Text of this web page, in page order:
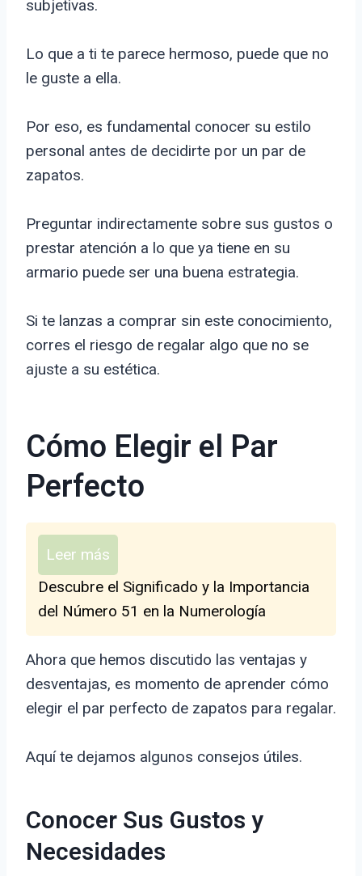
subjetivas.
Lo que a ti te parece hermoso, puede que no
le guste a ella.
Por eso, es fundamental conocer su estilo
personal antes de decidirte por un par de
zapatos.
Preguntar indirectamente sobre sus gustos o
prestar atención a lo que ya tiene en su
armario puede ser una buena estrategia.
Si te lanzas a comprar sin este conocimiento,
corres el riesgo de regalar algo que no se
ajuste a su estética.
Cómo Elegir el Par
Perfecto
Leer más
Descubre el Significado y la Importancia
del Número 51 en la Numerología
Ahora que hemos discutido las ventajas y
desventajas, es momento de aprender cómo
elegir el par perfecto de zapatos para regalar.
Aquí te dejamos algunos consejos útiles.
Conocer Sus Gustos y
Necesidades